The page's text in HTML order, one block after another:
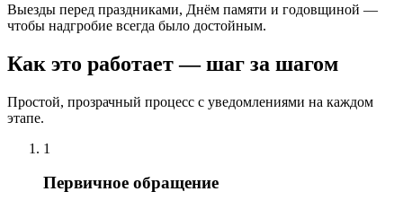
Выезды перед праздниками, Днём памяти и годовщиной —
чтобы надгробие всегда было достойным.
Как это работает — шаг за шагом
Простой, прозрачный процесс с уведомлениями на каждом
этапе.
1
Первичное обращение